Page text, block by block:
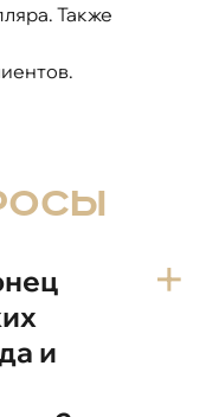
Также
и